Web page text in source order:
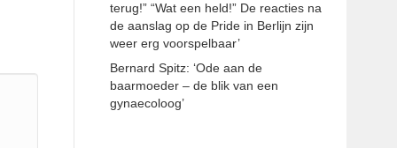
terug!” “Wat een held!” De reacties na
de aanslag op de Pride in Berlijn zijn
weer erg voorspelbaar’
Bernard Spitz: ‘Ode aan de
baarmoeder – de blik van een
gynaecoloog’